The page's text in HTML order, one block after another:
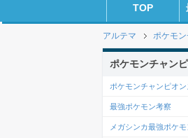
TOP
アルテマ ポケモ
ポケモンチャン
ポケモンチャンピオ
最強ポケモン考察
メガシンカ最強ポケ